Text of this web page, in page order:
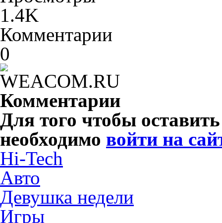
1.4K
Комментарии
0
Комментарии
Для того чтобы
необходимо войти на
Hi-Tech
Авто
Девушка недели
Игры